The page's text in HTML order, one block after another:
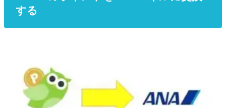
する